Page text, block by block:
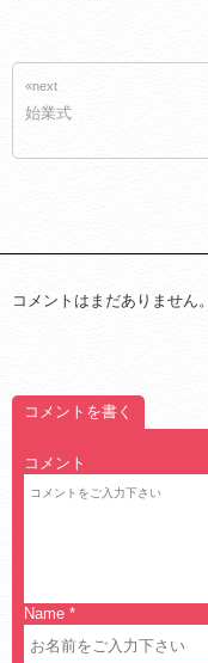
«next
始業式
コメントはまだありません。
コメントを書く
コメント
Name *